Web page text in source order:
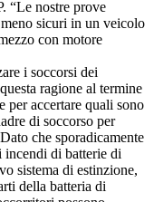
“Le nostre prove
sicuri in un veicolo
con motore
i soccorsi dei
ragione al termine
per accertare quali sono
di soccorso per
che sporadicamente
di batterie di
sistema di estinzione,
della batteria di